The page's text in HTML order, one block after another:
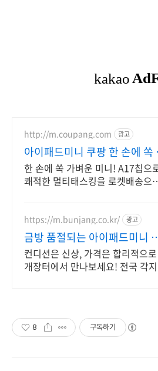
http://m.coupang.com 광고
아이패드미니 쿠팡 한 손에 쏙
볍게
한 손에 쏙 가벼운 미니! A17칩으
쾌적한 멀티태스킹을 로켓배송으
https://m.bunjang.co.kr/ 광고
금방 품절되는 아이패드미니
내 최대 브랜드 중고거래
컨디션은 신상, 가격은 합리적으
개장터에서 만나보세요! 전국 각
8 구독하기